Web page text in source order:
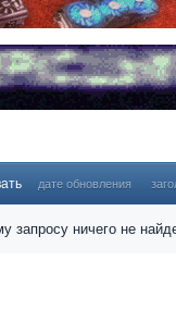
дате обновления
запросу ничего не